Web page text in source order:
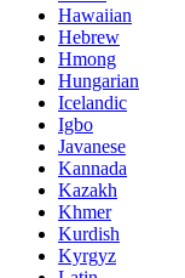
Hawaiian
Hebrew
Hmong
Hungarian
Icelandic
Igbo
Javanese
Kannada
Kazakh
Khmer
Kurdish
Kyrgyz